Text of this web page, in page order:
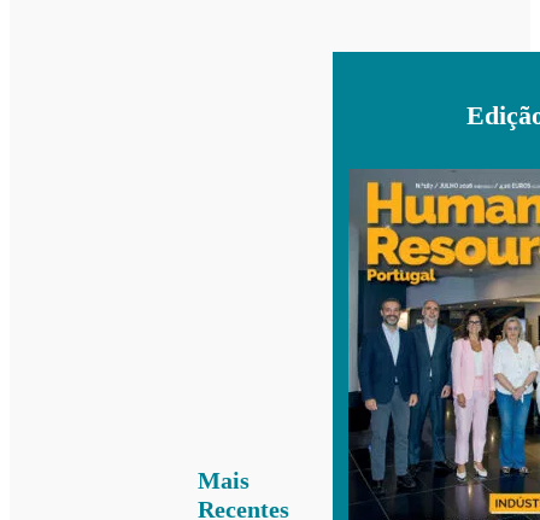
Mais
Recentes